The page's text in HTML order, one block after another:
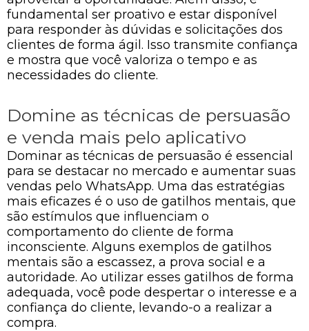
fundamental ser proativo e estar disponível
para responder às dúvidas e solicitações dos
clientes de forma ágil. Isso transmite confiança
e mostra que você valoriza o tempo e as
necessidades do cliente.
Domine as técnicas de persuasão
e venda mais pelo aplicativo
Dominar as técnicas de persuasão é essencial
para se destacar no mercado e aumentar suas
vendas pelo WhatsApp. Uma das estratégias
mais eficazes é o uso de gatilhos mentais, que
são estímulos que influenciam o
comportamento do cliente de forma
inconsciente. Alguns exemplos de gatilhos
mentais são a escassez, a prova social e a
autoridade. Ao utilizar esses gatilhos de forma
adequada, você pode despertar o interesse e a
confiança do cliente, levando-o a realizar a
compra.